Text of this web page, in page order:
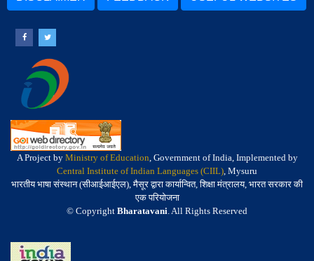
A Project by Ministry of Education, Government of India, Implemented by
Central Institute of Indian Languages (CIIL), Mysuru
भारतीय भाषा संस्थान (सीआईआईएल), मैसूर द्वारा कार्यान्वित, शिक्षा मंत्रालय, भारत सरकार की
एक परियोजना
© Copyright Bharatavani. All Rights Reserved